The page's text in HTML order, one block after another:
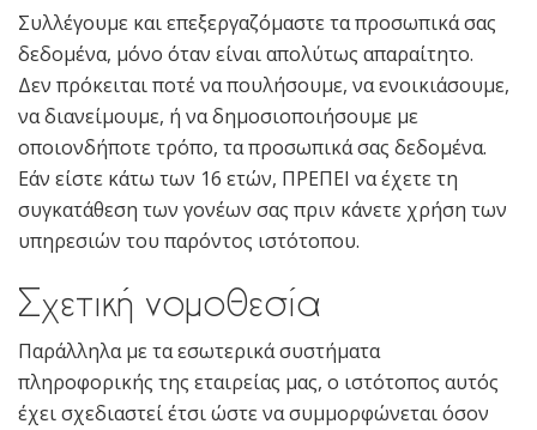
Συλλέγουμε και επεξεργαζόμαστε τα προσωπικά σας
δεδομένα, μόνο όταν είναι απολύτως απαραίτητο.
Δεν πρόκειται ποτέ να πουλήσουμε, να ενοικιάσουμε,
να διανείμουμε, ή να δημοσιοποιήσουμε με
οποιονδήποτε τρόπο, τα προσωπικά σας δεδομένα.
Εάν είστε κάτω των 16 ετών, ΠΡΕΠΕΙ να έχετε τη
συγκατάθεση των γονέων σας πριν κάνετε χρήση των
υπηρεσιών του παρόντος ιστότοπου.
Σχετική νομοθεσία
Παράλληλα με τα εσωτερικά συστήματα
πληροφορικής της εταιρείας μας, ο ιστότοπος αυτός
έχει σχεδιαστεί έτσι ώστε να συμμορφώνεται όσον